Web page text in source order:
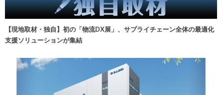
【現地取材・独自】初の「物流DX展」、サプライチェーン全体の最適化
支援ソリューションが集結